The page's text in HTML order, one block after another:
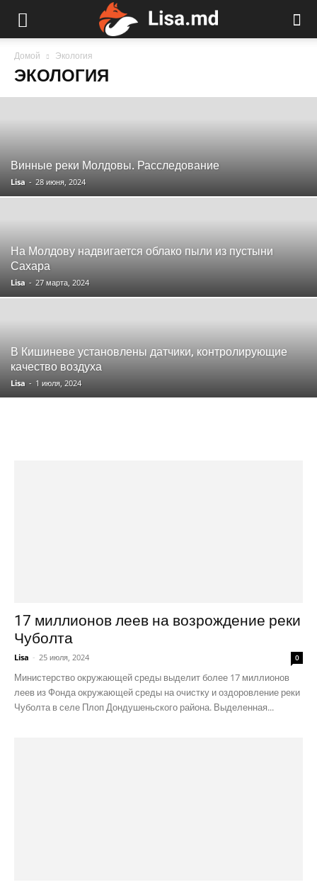
Домой Экология
ЭКОЛОГИЯ
Винные реки Молдовы. Расследование
Lisa - 28 июня, 2024
На Молдову надвигается облако пыли из пустыни
Сахара
Lisa - 27 марта, 2024
В Кишиневе установлены датчики, контролирующие
качество воздуха
Lisa - 1 июля, 2024
17 миллионов леев на возрождение реки
Чуболта
Lisa - 25 июля, 2024 0
Министерство окружающей среды выделит более 17 миллионов
леев из Фонда окружающей среды на очистку и оздоровление реки
Чуболта в селе Плоп Дондушеньского района. Выделенная...